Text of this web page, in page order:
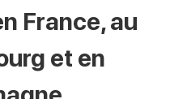
France, au
et en